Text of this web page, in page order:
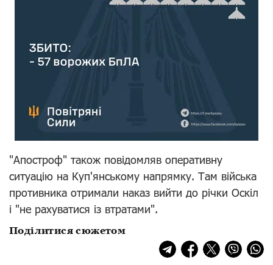
"Апостроф" також повідомляв оперативну
ситуацію на Куп'янському напрямку. Там війська
противника отримали наказ вийти до річки Оскіл
і "не рахуватися із втратами".
Поділитися сюжетом